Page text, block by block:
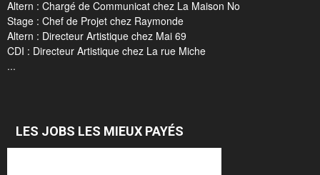
Altern : Chargé de Communicat chez La Maison No
Stage : Chef de Projet chez Raymonde
Altern : Directeur Artistique chez Mai 69
CDI : Directeur Artistique chez La rue Miche
...
LES JOBS LES MIEUX PAYÉS